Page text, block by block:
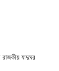
যাদুঘর